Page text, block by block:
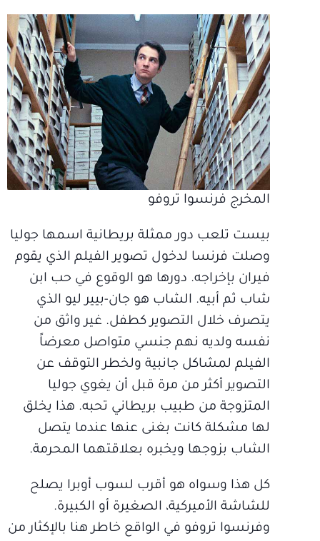
المخرج فرنسوا تروفو
بيست تلعب دور ممثلة بريطانية اسمها جوليا
وصلت فرنسا لدخول تصوير الفيلم الذي يقوم
فيران بإخراجه. دورها هو الوقوع في حب ابن
شاب ثم أبيه. الشاب هو جان-بيير ليو الذي
يتصرف خلال التصوير كطفل. غير واثق من
نفسه ولديه نهم جنسي متواصل معرضاً
الفيلم لمشاكل جانبية ولخطر التوقف عن
التصوير أكثر من مرة قبل أن يغوي جوليا
المتزوجة من طبيب بريطاني تحبه. هذا يخلق
لها مشكلة كانت بغنى عنها عندما يتصل
الشاب بزوجها ويخبره بعلاقتهما المحرمة.
كل هذا وسواه هو أقرب لسوب أوبرا يصلح
للشاشة الأميركية، الصغيرة أو الكبيرة.
وفرنسوا تروفو في الواقع خاطر هنا بالإكثار من